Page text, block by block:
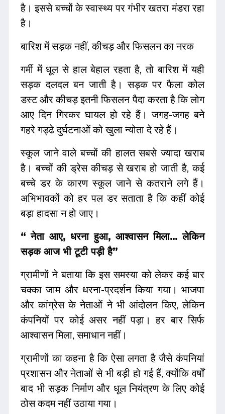
है। इससे बच्चों के स्वास्थ्य पर गंभीर खतरा मंडरा रहा
है।
बारिश में सड़क नहीं, कीचड़ और फिसलन का नरक
गर्मी में धूल से हाल बेहाल रहता है, तो बारिश में यही
सड़क दलदल बन जाती है। सड़क पर फैला कोल
डस्ट और कीचड़ इतनी फिसलन पैदा करता है कि लोग
आए दिन गिरकर घायल हो रहे हैं। जगह-जगह बने
गहरे गड्ढे दुर्घटनाओं को खुला न्योता दे रहे हैं।
स्कूल जाने वाले बच्चों की हालत सबसे ज्यादा खराब
है। बच्चों की ड्रेस कीचड़ से खराब हो जाती है, कई
बच्चे डर के कारण स्कूल जाने से कतराने लगे हैं।
अभिभावकों को हर पल डर सताता है कि कहीं कोई
बड़ा हादसा न हो जाए।
“ नेता आए, धरना हुआ, आश्वासन मिला… लेकिन
सड़क आज भी टूटी पड़ी है”
ग्रामीणों ने बताया कि इस समस्या को लेकर कई बार
चक्का जाम और धरना-प्रदर्शन किया गया। भाजपा
और कांग्रेस के नेताओं ने भी आंदोलन किए, लेकिन
कंपनियों पर कोई असर नहीं पड़ा। हर बार सिर्फ
आश्वासन मिला, समाधान नहीं।
ग्रामीणों का कहना है कि ऐसा लगता है जैसे कंपनियां
प्रशासन और नेताओं से भी बड़ी हो गई हैं, क्योंकि वर्षों
बाद भी सड़क निर्माण और धूल नियंत्रण के लिए कोई
ठोस कदम नहीं उठाया गया।